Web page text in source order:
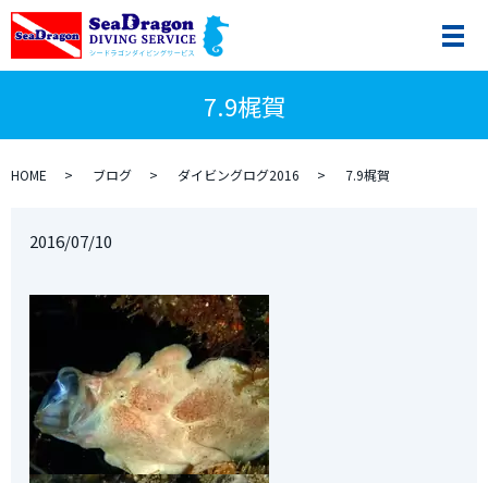
7.9梶賀
HOME ブログ ダイビングログ2016 7.9梶賀
2016/07/10